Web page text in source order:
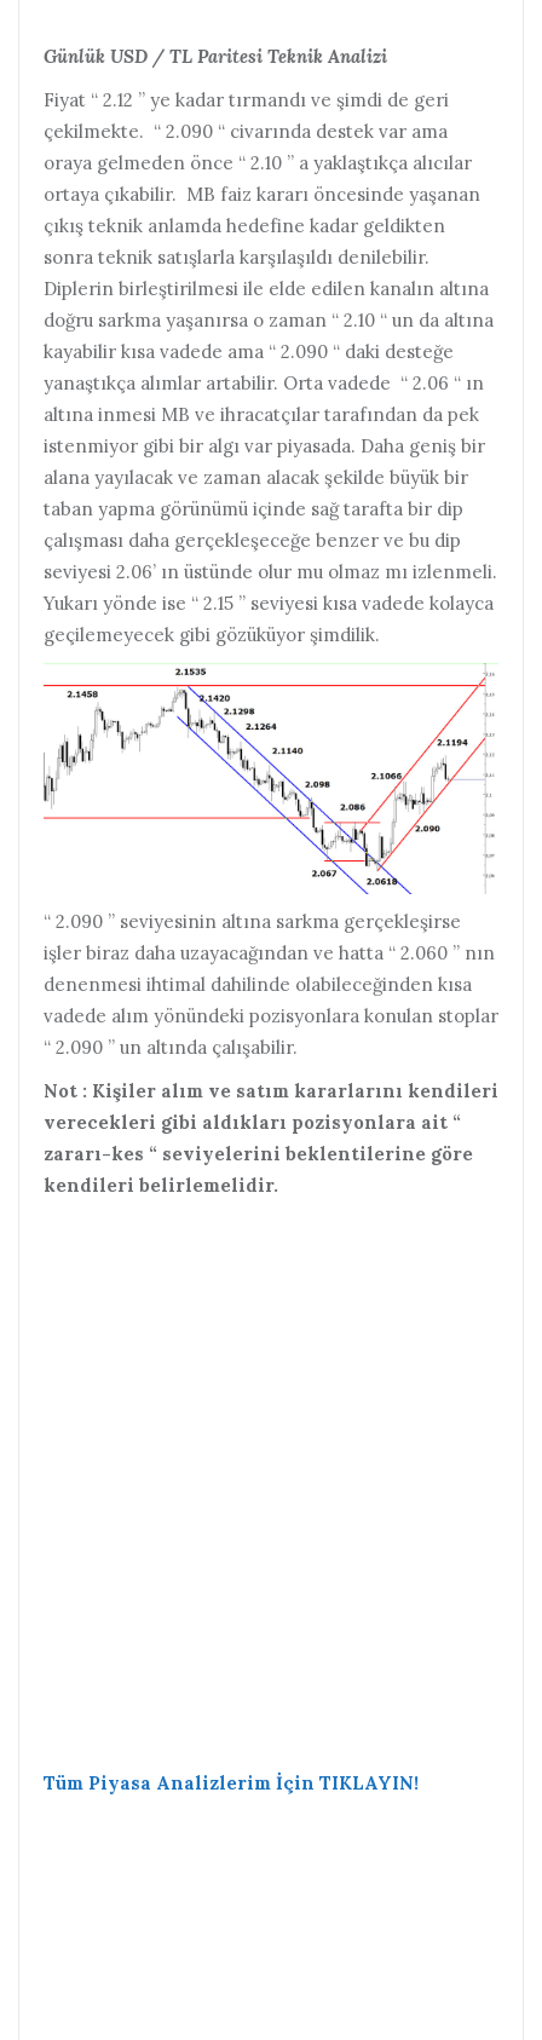
Günlük USD / TL Paritesi Teknik Analizi
Fiyat “ 2.12 ” ye kadar tırmandı ve şimdi de geri
çekilmekte. “ 2.090 “ civarında destek var ama
oraya gelmeden önce “ 2.10 ” a yaklaştıkça alıcılar
ortaya çıkabilir. MB faiz kararı öncesinde yaşanan
çıkış teknik anlamda hedefine kadar geldikten
sonra teknik satışlarla karşılaşıldı denilebilir.
Diplerin birleştirilmesi ile elde edilen kanalın altına
doğru sarkma yaşanırsa o zaman “ 2.10 “ un da altına
kayabilir kısa vadede ama “ 2.090 “ daki desteğe
yanaştıkça alımlar artabilir. Orta vadede “ 2.06 “ ın
altına inmesi MB ve ihracatçılar tarafından da pek
istenmiyor gibi bir algı var piyasada. Daha geniş bir
alana yayılacak ve zaman alacak şekilde büyük bir
taban yapma görünümü içinde sağ tarafta bir dip
çalışması daha gerçekleşeceğe benzer ve bu dip
seviyesi 2.06’ ın üstünde olur mu olmaz mı izlenmeli.
Yukarı yönde ise “ 2.15 ” seviyesi kısa vadede kolayca
geçilemeyecek gibi gözüküyor şimdilik.
“ 2.090 ” seviyesinin altına sarkma gerçekleşirse
işler biraz daha uzayacağından ve hatta “ 2.060 ” nın
denenmesi ihtimal dahilinde olabileceğinden kısa
vadede alım yönündeki pozisyonlara konulan stoplar
“ 2.090 ” un altında çalışabilir.
Not : Kişiler alım ve satım kararlarını kendileri
verecekleri gibi aldıkları pozisyonlara ait “
zararı-kes “ seviyelerini beklentilerine göre
kendileri belirlemelidir.
Tüm Piyasa Analizlerim İçin TIKLAYIN!